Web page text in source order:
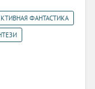
ФАНТАСТИКА